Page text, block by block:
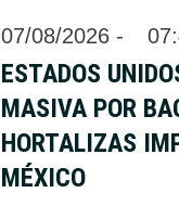
07/08/2026 -
ESTADOS
MASIVA POR
HORTALIZAS
MÉXICO